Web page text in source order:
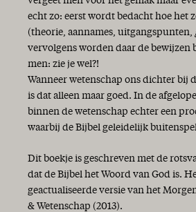
echt zo: eerst wordt bedacht hoe het
(theorie, aannames, uitgangspunten,
vervolgens worden daar de bewijzen
men: zie je wel?!
Wanneer wetenschap ons dichter bij
is dat alleen maar goed. In de
binnen de wetenschap echter een
waarbij de Bijbel geleidelijk
Dit boekje is geschreven met de
dat de Bijbel het Woord van God is.
geactualiseerde versie van het
& Wetenschap (2013).